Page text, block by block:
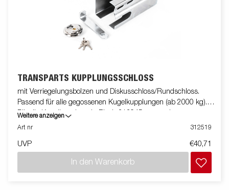
TRANSPARTS KUPPLUNGSSCHLOSS
mit Verriegelungsbolzen und Diskusschloss/Rundschloss.
Passend für alle gegossenen Kugelkupplungen (ab 2000 kg).
Für die Kugelkupplung in Blech 313945 verwenden.
Weitere anzeigen
Art nr
312519
UVP €40,71
In den Warenkorb